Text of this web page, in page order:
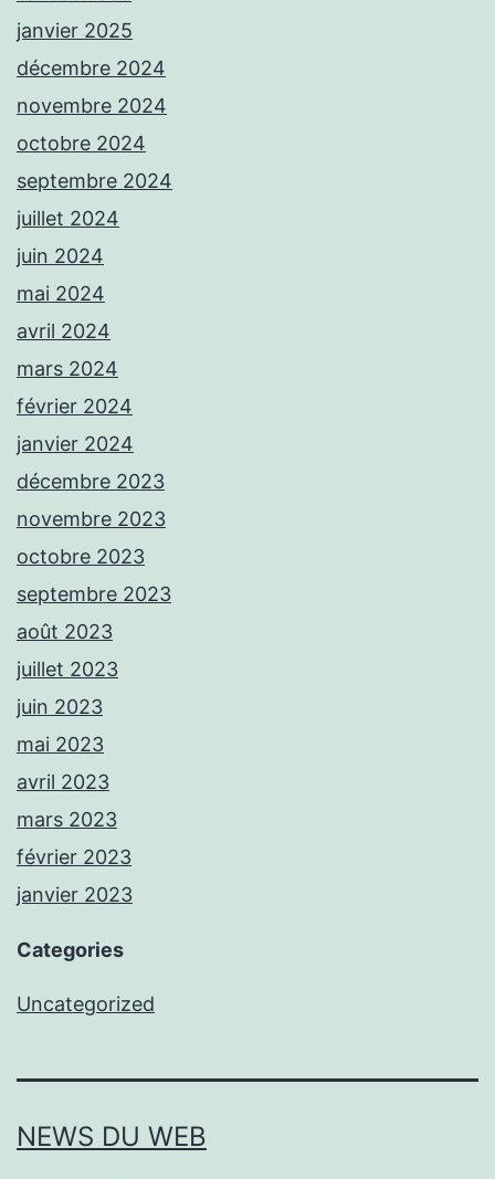
janvier 2025
décembre 2024
novembre 2024
octobre 2024
septembre 2024
juillet 2024
juin 2024
mai 2024
avril 2024
mars 2024
février 2024
janvier 2024
décembre 2023
novembre 2023
octobre 2023
septembre 2023
août 2023
juillet 2023
juin 2023
mai 2023
avril 2023
mars 2023
février 2023
janvier 2023
Categories
Uncategorized
NEWS DU WEB